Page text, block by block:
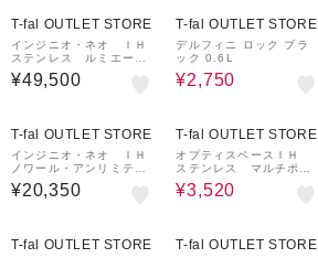
T-fal OUTLET STORE
インジニオ・ネオ ＩＨ
ステンレス ルミエー
ル セット１５
¥49,500
T-fal OUTLET STORE
デルフィニ ロック ブラ
ック 0.6L
¥2,750
T-fal OUTLET STORE
インジニオ・ネオ ＩＨ
ノワール・アンリミテッ
ド セット５
¥20,350
T-fal OUTLET STORE
オプティスペースＩＨ
ステンレス マルチポッ
ト テラコッタ １６ｃ
ｍ
¥3,520
T-fal OUTLET STORE T-fal OUTLET STORE